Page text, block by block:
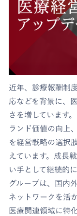
近年、診療報酬制
応などを背景に、
さを増しています
ランド価値の向上
を経営戦略の選択
えています。成長
い手として継続的
グループは、国内
ネットワークを活
医療関連領域に特